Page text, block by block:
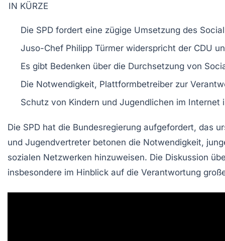
IN KÜRZE
Die SPD fordert eine zügige Umsetzung des
Juso-Chef Philipp Türmer widerspricht der CDU
Es gibt Bedenken über die Durchsetzung von
Die Notwendigkeit, Plattformbetreiber zur
Schutz von Kindern und Jugendlichen im Internet
Die SPD hat die Bundesregierung aufgefordert, das
und Jugendvertreter betonen die Notwendigkeit,
sozialen Netzwerken hinzuweisen. Die Diskussion
insbesondere im Hinblick auf die Verantwortung